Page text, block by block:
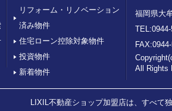
リフォーム・リノベーション
済み物件
住宅ローン控除対象物件
投資物件
新着物件
福岡県大
All Rights
LIXIL不動産ショップ加盟店は、すべて